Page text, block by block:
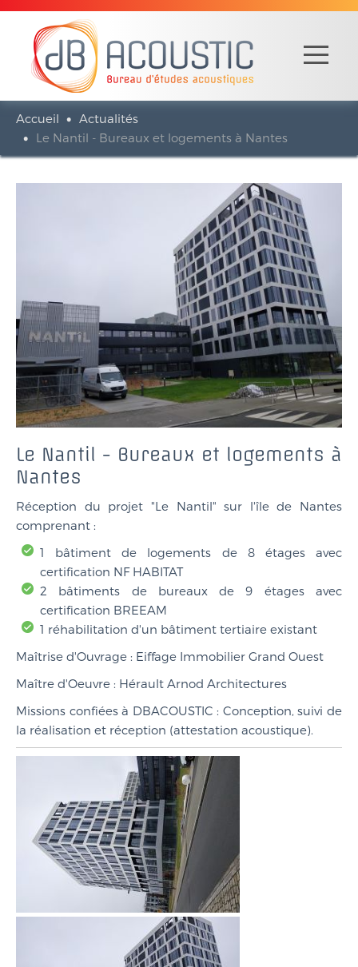
Accueil
Actualités
Le Nantil - Bureaux et logements à Nantes
Le Nantil - Bureaux et logements à
Nantes
Réception du projet "Le Nantil" sur l'île de Nantes
comprenant :
1 bâtiment de logements de 8 étages avec
certification NF HABITAT
2 bâtiments de bureaux de 9 étages avec
certification BREEAM
1 réhabilitation d'un bâtiment tertiaire existant
Maîtrise d'Ouvrage : Eiffage Immobilier Grand Ouest
Maître d'Oeuvre : Hérault Arnod Architectures
Missions confiées à DBACOUSTIC : Conception, suivi de
la réalisation et réception (attestation acoustique).